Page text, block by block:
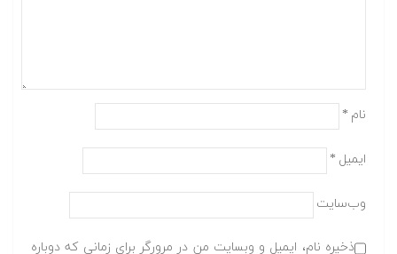
نام *
ایمیل *
وب‌سایت
ذخیره نام، ایمیل و وبسایت من در مرورگر برای زمانی که دوباره